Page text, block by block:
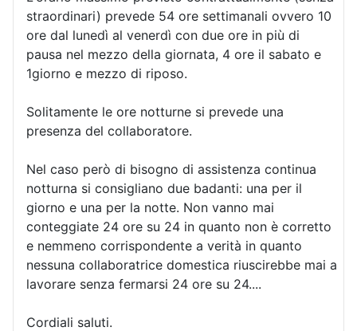
straordinari) prevede 54 ore settimanali ovvero 10
ore dal lunedì al venerdì con due ore in più di
pausa nel mezzo della giornata, 4 ore il sabato e
1giorno e mezzo di riposo.
Solitamente le ore notturne si prevede una
presenza del collaboratore.
Nel caso però di bisogno di assistenza continua
notturna si consigliano due badanti: una per il
giorno e una per la notte. Non vanno mai
conteggiate 24 ore su 24 in quanto non è corretto
e nemmeno corrispondente a verità in quanto
nessuna collaboratrice domestica riuscirebbe mai a
lavorare senza fermarsi 24 ore su 24....
Cordiali saluti.